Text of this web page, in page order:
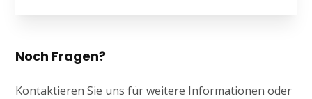
Noch Fragen?
Kontaktieren Sie uns für weitere Informationen oder